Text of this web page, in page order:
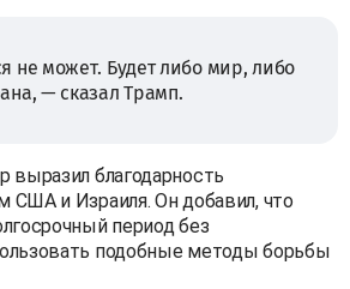
не может. Будет либо мир, либо
— сказал Трамп.
выразил благодарность
США и Израиля. Он добавил, что
период без
подобные методы борьбы